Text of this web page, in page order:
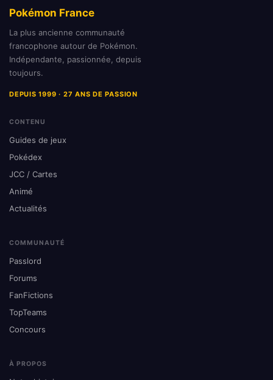
Pokémon France
La plus ancienne communauté
francophone autour de Pokémon.
Indépendante, passionnée, depuis
toujours.
DEPUIS 1999 · 27 ANS DE PASSION
CONTENU
Guides de jeux
Pokédex
JCC / Cartes
Animé
Actualités
COMMUNAUTÉ
Passlord
Forums
FanFictions
TopTeams
Concours
À PROPOS